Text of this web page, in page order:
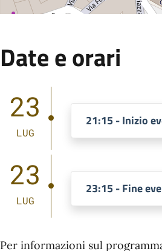
Date e orari
23
LUG
21:15 - Inizio
23
LUG
23:15 - Fine
Per informazioni sul